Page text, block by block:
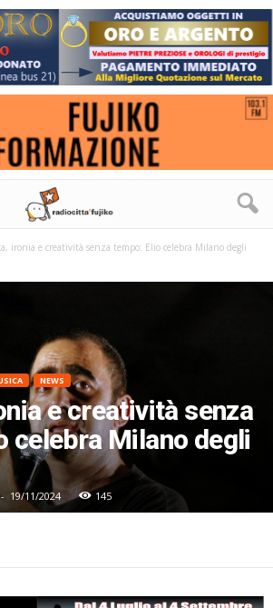
ironia e creatività senza tempo: Elio celebra Milano degli
NEWS
e creatività senza
celebra Milano degli
- 19/11/2024 145